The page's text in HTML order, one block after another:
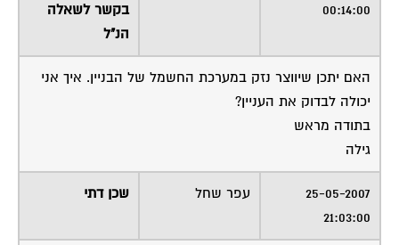
00:14:00
בקשר לשאלה
הנ"ל
האם יתכן שיווצר נזק במערכת החשמל של הבניין. איך אני
יכולה לבדוק את העניין?
בתודה מראש
גילה
25-05-2007
21:03:00
עפר שחל שכן דתי